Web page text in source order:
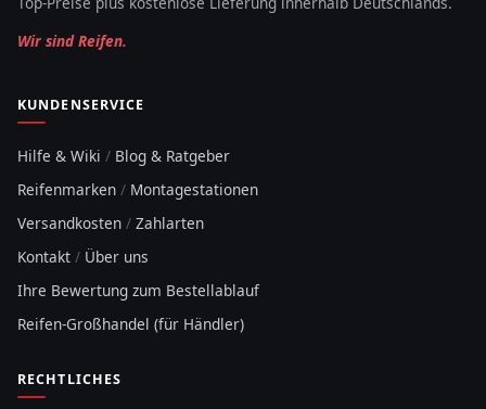
Wir sind Reifen.
KUNDENSERVICE
Hilfe & Wiki / Blog & Ratgeber
Reifenmarken / Montagestationen
Versandkosten / Zahlarten
Kontakt / Über uns
Ihre Bewertung zum Bestellablauf
Reifen-Großhandel (für Händler)
RECHTLICHES